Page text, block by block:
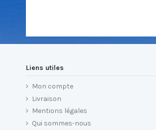
Liens utiles
Mon compte
Livraison
Mentions légales
Qui sommes-nous